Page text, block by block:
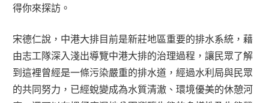
得你來探訪。
宋德仁說，中港大排目前是新莊地區重要的排水系統，藉
由志工隊深入淺出導覽中港大排的治理過程，讓民眾了解
到這裡曾經是一條污染嚴重的排水道，經過水利局與民眾
的共同努力，已經蛻變成為水質清澈、環境優美的休憩河